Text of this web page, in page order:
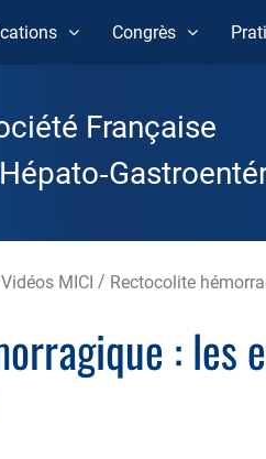
Congrès
Française
Vidéos MICI / Rectocolite
: les